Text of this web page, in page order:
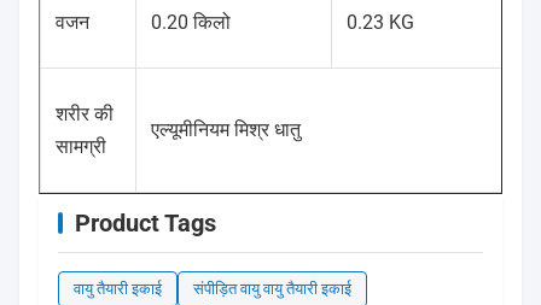
वजन 0.20 किलो 0.23 KG
शरीर की
सामग्री
एल्यूमीनियम मिश्र धातु
Product Tags
वायु तैयारी इकाई
संपीड़ित वायु वायु तैयारी इकाई